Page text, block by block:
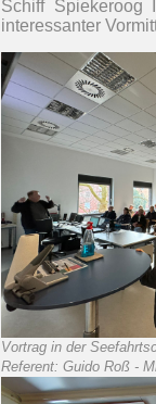
Schiff
interessanter
Vortrag in der
Referent: Guido Roß -